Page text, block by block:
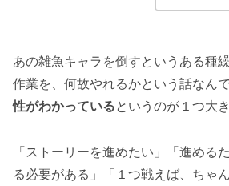
あの雑魚キャラを倒すというある種
作業を、何故やれるかという話なん
性がわかっているというのが１つ大
「ストーリーを進めたい」「進める
る必要がある」「１つ戦えば、ちゃ